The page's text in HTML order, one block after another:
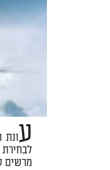
עונת
לבחירת
מרשים